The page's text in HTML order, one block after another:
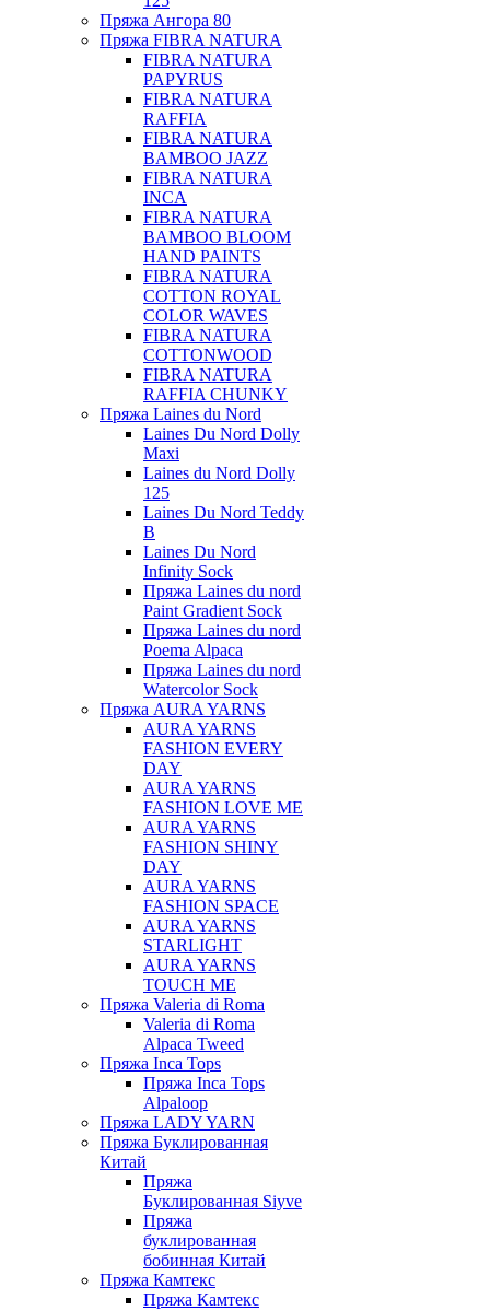
Пряжа Ангора 80
Пряжа FIBRA NATURA
FIBRA NATURA
PAPYRUS
FIBRA NATURA
RAFFIA
FIBRA NATURA
BAMBOO JAZZ
FIBRA NATURA
INCA
FIBRA NATURA
BAMBOO BLOOM
HAND PAINTS
FIBRA NATURA
COTTON ROYAL
COLOR WAVES
FIBRA NATURA
COTTONWOOD
FIBRA NATURA
RAFFIA CHUNKY
Пряжа Laines du Nord
Laines Du Nord Dolly
Maxi
Laines du Nord Dolly
125
Laines Du Nord Teddy
B
Laines Du Nord
Infinity Sock
Пряжа Laines du nord
Paint Gradient Sock
Пряжа Laines du nord
Poema Alpaca
Пряжа Laines du nord
Watercolor Sock
Пряжа AURA YARNS
AURA YARNS
FASHION EVERY
DAY
AURA YARNS
FASHION LOVE ME
AURA YARNS
FASHION SHINY
DAY
AURA YARNS
FASHION SPACE
AURA YARNS
STARLIGHT
AURA YARNS
TOUCH ME
Пряжа Valeria di Roma
Valeria di Roma
Alpaca Tweed
Пряжа Inca Tops
Пряжа Inca Tops
Alpaloop
Пряжа LADY YARN
Пряжа Буклированная
Китай
Пряжа
Буклированная Siyve
Пряжа
буклированная
бобинная Китай
Пряжа Камтекс
Пряжа Камтекс